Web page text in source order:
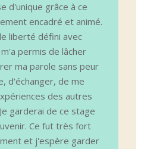
d'unique grâce à ce
encadré et animé.
liberté défini avec
permis de lâcher
ma parole sans peur
d'échanger, de me
des autres
garderai de ce stage
Ce fut très fort
et j'espère garder